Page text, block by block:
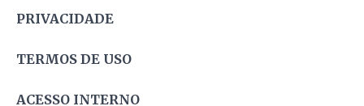
PRIVACIDADE
TERMOS DE USO
ACESSO INTERNO